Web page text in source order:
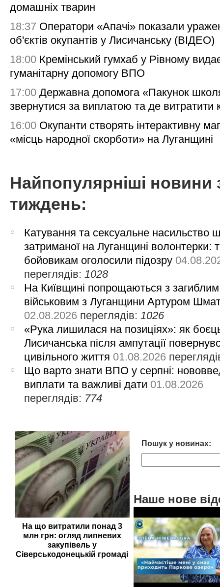
домашніх тварин
18:37 Оператори «Апачі» показали
об'єктів окупантів у Лисичанську (ВІДЕО)
18:00 Кремінський гумхаб у Рівному
гуманітарну допомогу ВПО
17:00 Державна допомога «Пакунок
звернутися за виплатою та де витратити
16:00 Окупанти створять інтерактивну
«місць народної скорботи» на Луганщині
Найпопулярніші новини
тиждень:
Катування та сексуальне насильство
затриманої на Луганщині волонтерки:
бойовикам оголосили підозру
переглядів: 1028
На Київщині попрощаються з загиблим
військовим з Луганщини Артуром
02.08.2026 переглядів: 1026
«Рука лишилася на позиціях»: як
Лисичанська після ампутації
цивільного життя 01.08.2026
Що варто знати ВПО у серпні:
виплати та важливі дати 01.08.2026
переглядів: 774
На що витратили понад 3
млн грн: огляд липневих
закупівель у
Сіверськодонецькій громаді
Пошук у новинах:
Наше нове